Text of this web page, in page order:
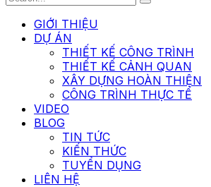
GIỚI THIỆU
DỰ ÁN
THIẾT KẾ CÔNG TRÌNH
THIẾT KẾ CẢNH QUAN
XÂY DỰNG HOÀN THIỆN
CÔNG TRÌNH THỰC TẾ
VIDEO
BLOG
TIN TỨC
KIẾN THỨC
TUYỂN DỤNG
LIÊN HỆ